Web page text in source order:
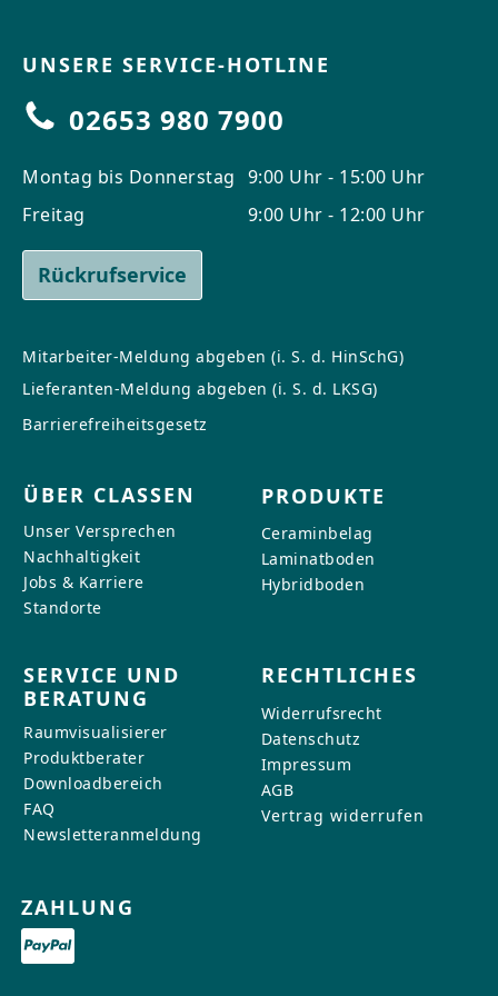
UNSERE SERVICE-HOTLINE
02653 980 7900
Montag bis Donnerstag
Freitag
9:00 Uhr - 15:00 Uhr
9:00 Uhr - 12:00 Uhr
Rückrufservice
Mitarbeiter-Meldung abgeben (i. S. d. HinSchG)
Lieferanten-Meldung abgeben (i. S. d. LKSG)
Barrierefreiheitsgesetz
ÜBER CLASSEN
Unser Versprechen
Nachhaltigkeit
Jobs & Karriere
Standorte
PRODUKTE
Ceraminbelag
Laminatboden
Hybridboden
SERVICE UND
BERATUNG
Raumvisualisierer
Produktberater
Downloadbereich
FAQ
Newsletteranmeldung
RECHTLICHES
Widerrufsrecht
Datenschutz
Impressum
AGB
Vertrag widerrufen
ZAHLUNG